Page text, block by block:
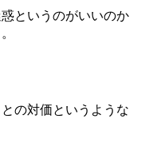
というのがいいのか
の対価というような